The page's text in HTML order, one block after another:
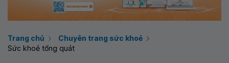
Trang chủ
Chuyên trang sức khoẻ
Sức khoẻ tổng quát